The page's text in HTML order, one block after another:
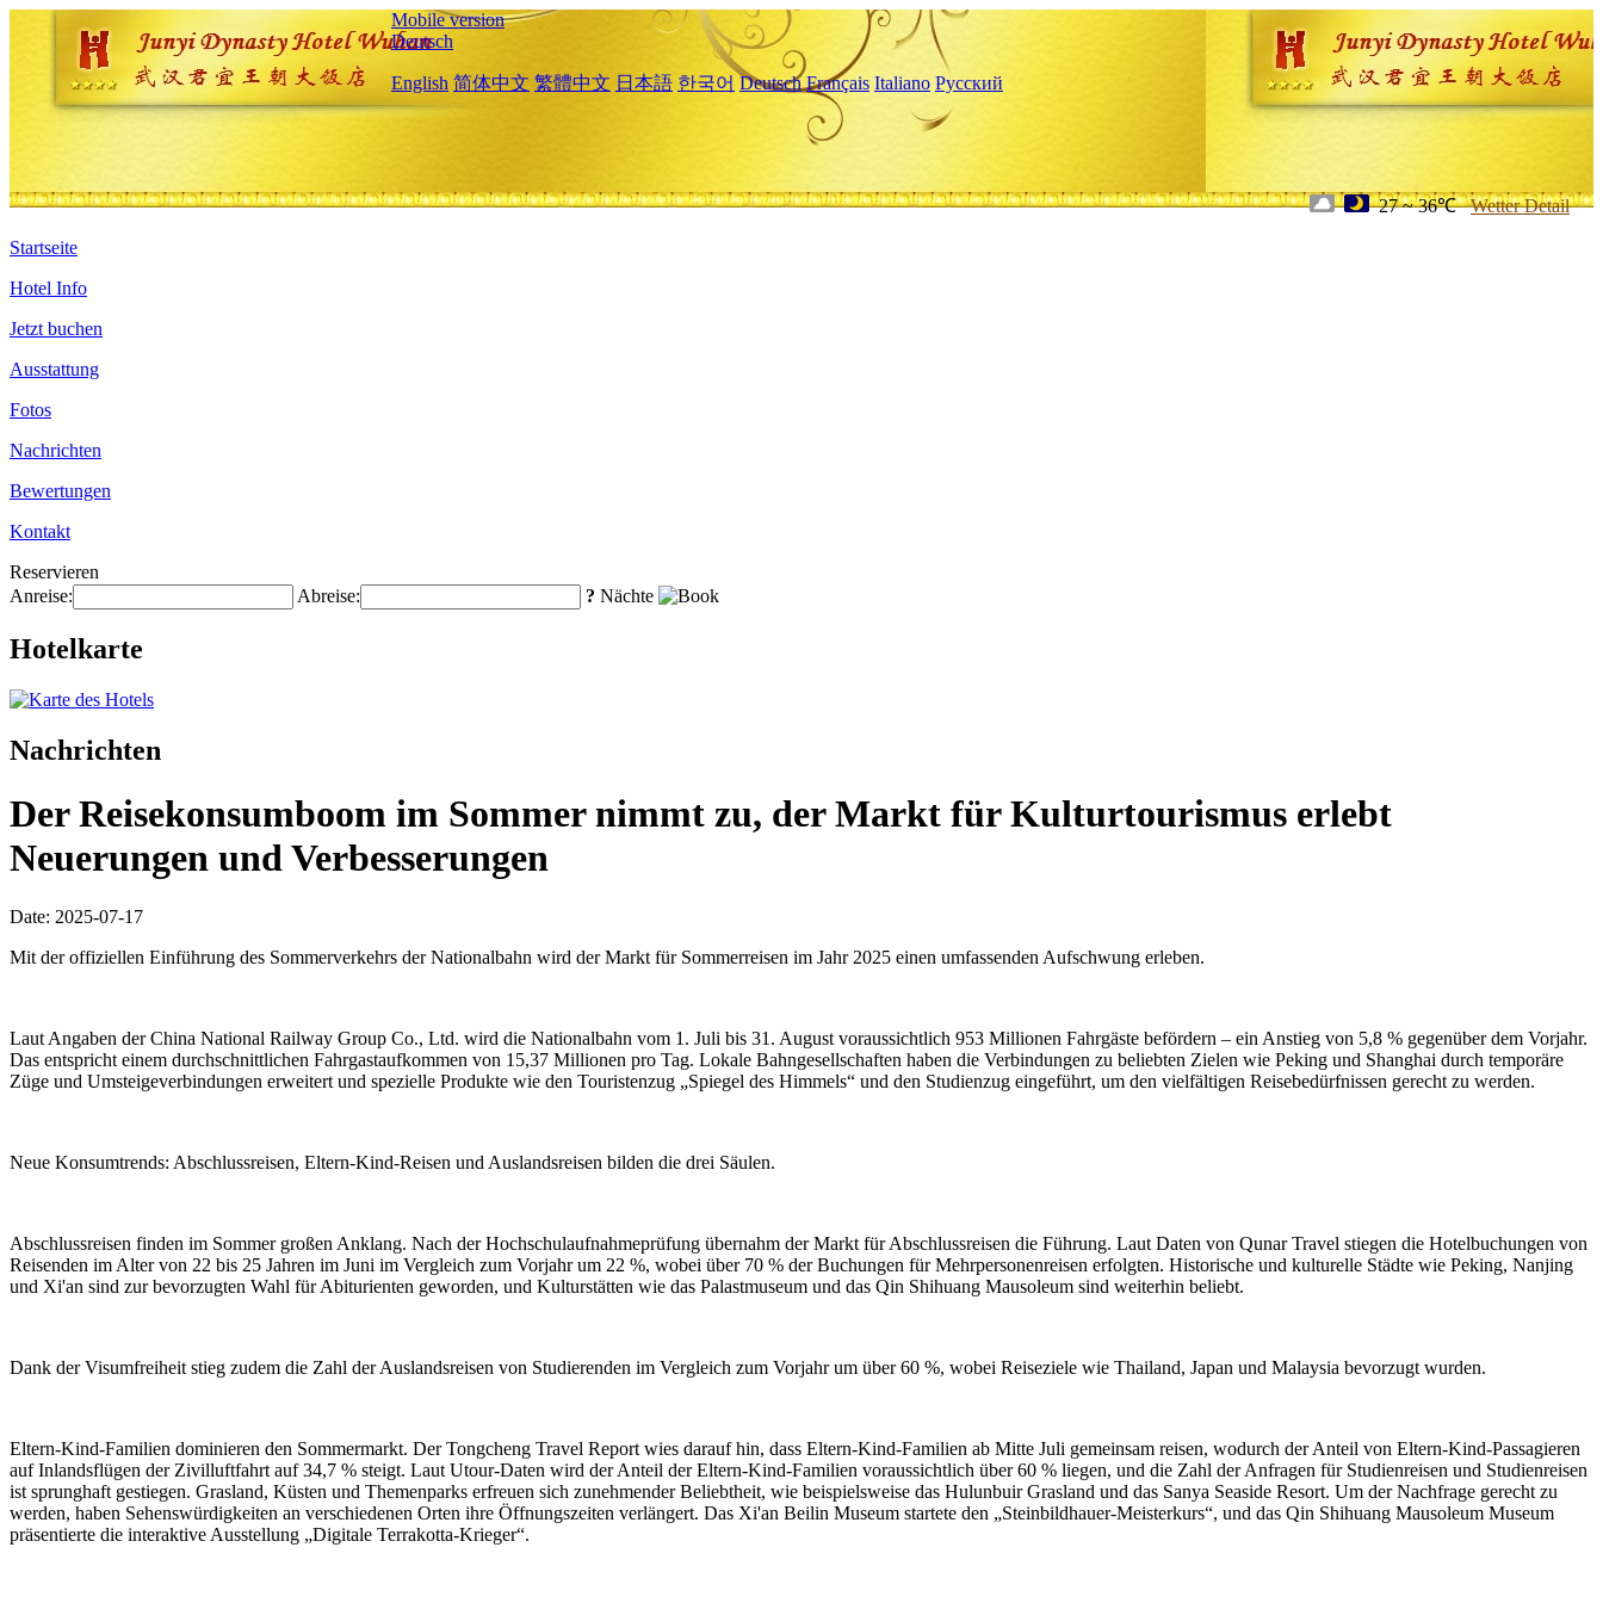
Mobile version
Deutsch
English 简体中文 繁體中文 日本語 한국어 Deutsch Français Italiano Русский
27 ~ 36℃ Wetter Detail
Startseite
Hotel Info
Jetzt buchen
Ausstattung
Fotos
Nachrichten
Bewertungen
Kontakt
Reservieren
Anreise:
Abreise: ? Nächte
Hotelkarte
Nachrichten
Der Reisekonsumboom im Sommer nimmt zu, der Markt für Kulturtourismus erlebt
Neuerungen und Verbesserungen
Date: 2025-07-17
Mit der offiziellen Einführung des Sommerverkehrs der Nationalbahn wird der Markt für Sommerreisen im Jahr 2025 einen umfassenden Aufschwung erleben.
Laut Angaben der China National Railway Group Co., Ltd. wird die Nationalbahn vom 1. Juli bis 31. August voraussichtlich 953 Millionen Fahrgäste befördern – ein Anstieg von 5,8 % gegenüber dem Vorjahr.
Das entspricht einem durchschnittlichen Fahrgastaufkommen von 15,37 Millionen pro Tag. Lokale Bahngesellschaften haben die Verbindungen zu beliebten Zielen wie Peking und Shanghai durch temporäre
Züge und Umsteigeverbindungen erweitert und spezielle Produkte wie den Touristenzug „Spiegel des Himmels“ und den Studienzug eingeführt, um den vielfältigen Reisebedürfnissen gerecht zu werden.
Neue Konsumtrends: Abschlussreisen, Eltern-Kind-Reisen und Auslandsreisen bilden die drei Säulen.
Abschlussreisen finden im Sommer großen Anklang. Nach der Hochschulaufnahmeprüfung übernahm der Markt für Abschlussreisen die Führung. Laut Daten von Qunar Travel stiegen die Hotelbuchungen von
Reisenden im Alter von 22 bis 25 Jahren im Juni im Vergleich zum Vorjahr um 22 %, wobei über 70 % der Buchungen für Mehrpersonenreisen erfolgten. Historische und kulturelle Städte wie Peking, Nanjing
und Xi'an sind zur bevorzugten Wahl für Abiturienten geworden, und Kulturstätten wie das Palastmuseum und das Qin Shihuang Mausoleum sind weiterhin beliebt.
Dank der Visumfreiheit stieg zudem die Zahl der Auslandsreisen von Studierenden im Vergleich zum Vorjahr um über 60 %, wobei Reiseziele wie Thailand, Japan und Malaysia bevorzugt wurden.
Eltern-Kind-Familien dominieren den Sommermarkt. Der Tongcheng Travel Report wies darauf hin, dass Eltern-Kind-Familien ab Mitte Juli gemeinsam reisen, wodurch der Anteil von Eltern-Kind-Passagieren
auf Inlandsflügen der Zivilluftfahrt auf 34,7 % steigt. Laut Utour-Daten wird der Anteil der Eltern-Kind-Familien voraussichtlich über 60 % liegen, und die Zahl der Anfragen für Studienreisen und Studienreisen
ist sprunghaft gestiegen. Grasland, Küsten und Themenparks erfreuen sich zunehmender Beliebtheit, wie beispielsweise das Hulunbuir Grasland und das Sanya Seaside Resort. Um der Nachfrage gerecht zu
werden, haben Sehenswürdigkeiten an verschiedenen Orten ihre Öffnungszeiten verlängert. Das Xi'an Beilin Museum startete den „Steinbildhauer-Meisterkurs“, und das Qin Shihuang Mausoleum Museum
präsentierte die interaktive Ausstellung „Digitale Terrakotta-Krieger“.